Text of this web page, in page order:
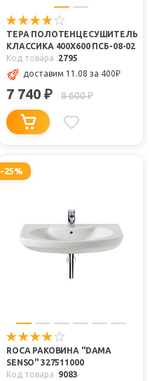
ТЕРА ПОЛОТЕНЦЕСУШИТЕЛЬ
КЛАССИКА 400Х600 ПСБ-08-02
Код товара
2795
доставим 11.08 за 400₽
7 740 ₽ 8 600₽
-25%
ROCA РАКОВИНА "DAMA
SENSO" 327511000
Код товара
9083